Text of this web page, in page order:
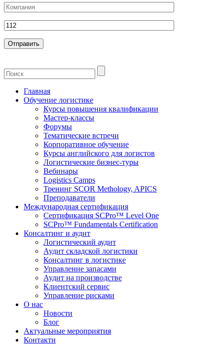
Главная
Обучение логистике
Курсы повышения квалификации
Мастер-классы
Форумы
Тематические встречи
Корпоративное обучение
Курсы английского для логистов
Логистические бизнес-туры
Вебинары
Logistics Camps
Тренинг SCOR Methology, APICS
Преподаватели
Международная сертификация
Сертификация SCPro™ Level One
SCPro™ Fundamentals Certification
Консалтинг и аудит
Логистический аудит
Аудит складской логистики
Консалтинг в логистике
Управление запасами
Аудит на производстве
Клиентский сервис
Управление рисками
О нас
Новости
Блог
Актуальные мероприятия
Контакти